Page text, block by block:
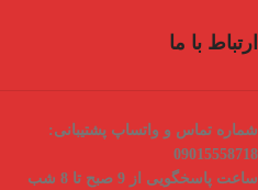
ارتباط با ما
شماره تماس و واتساپ پشتیبانی:
09015558718
ساعت پاسخگویی از 9 صبح تا 8 شب